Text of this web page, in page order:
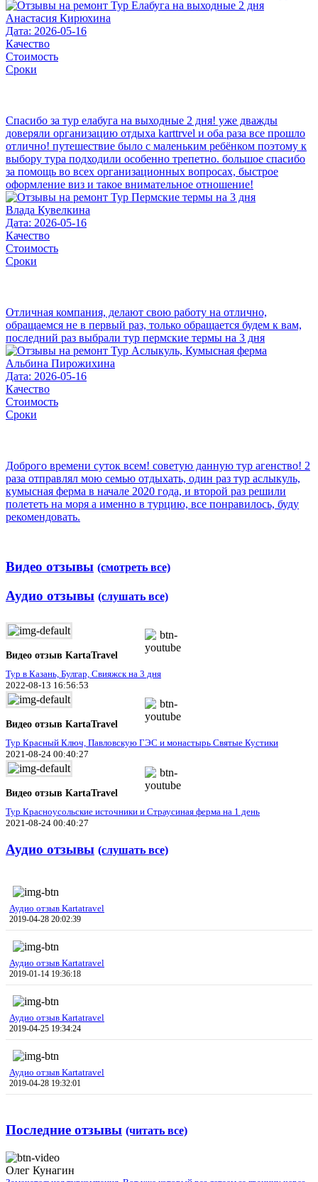
Анастасия Кирюхина
Дата: 2026-05-16
Качество
Стоимость
Сроки
Спасибо за тур елабуга на выходные 2 дня! уже дважды
доверяли организацию отдыха karttrvel и оба раза все прошло
отлично! путешествие было с маленьким ребёнком поэтому к
выбору тура подходили особенно трепетно. большое спасибо
за помощь во всех организационных вопросах, быстрое
оформление виз и такое внимательное отношение!
Влада Кувелкина
Дата: 2026-05-16
Качество
Стоимость
Сроки
Отличная компания, делают свою работу на отлично,
обращаемся не в первый раз, только обращается будем к вам,
последний раз выбрали тур пермские термы на 3 дня
Альбина Пирожихина
Дата: 2026-05-16
Качество
Стоимость
Сроки
Доброго времени суток всем! советую данную тур агенство! 2
раза отправлял мою семью отдыхать, один раз тур аслыкуль,
кумысная ферма в начале 2020 года, и второй раз решили
полететь на моря а именно в турцию, все понравилось, буду
рекомендовать.
Видео отзывы (смотреть все)
Аудио отзывы (слушать все)
Видео отзыв KartaTravel
Тур в Казань, Булгар, Свияжск на 3 дня
2022-08-13 16:56:53
Видео отзыв KartaTravel
Тур Красный Ключ, Павловскую ГЭС и монастырь Святые Кустики
2021-08-24 00:40:27
Видео отзыв KartaTravel
Тур Красноусольские источники и Страусиная ферма на 1 день
2021-08-24 00:40:27
Аудио отзывы (слушать все)
Аудио отзыв Kartatravel
2019-04-28 20:02:39
Аудио отзыв Kartatravel
2019-01-14 19:36:18
Аудио отзыв Kartatravel
2019-04-25 19:34:24
Аудио отзыв Kartatravel
2019-04-28 19:32:01
Последние отзывы (читать все)
Олег Кунагин